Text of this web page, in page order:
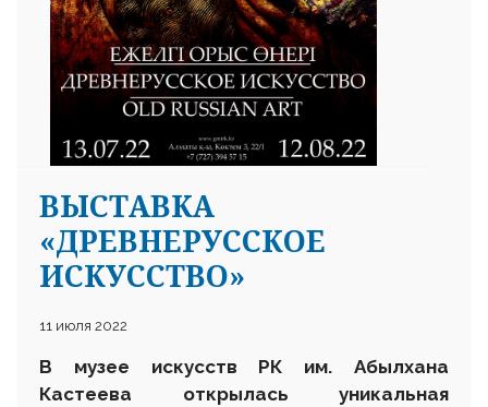
ВЫСТАВКА
«ДРЕВНЕРУССКОЕ
ИСКУССТВО»
11 июля 2022
В музее искусств РК им.Абылхана
Кастеева открылась уникальная